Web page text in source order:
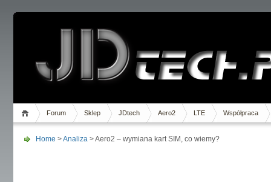
Forum Sklep JDtech Aero2 LTE Współpraca
Home >Analiza > Aero2 – wymiana kart SIM, co wiemy?